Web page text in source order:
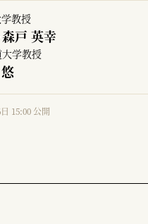
教授
森戸 英幸
学教授
15:00 公開